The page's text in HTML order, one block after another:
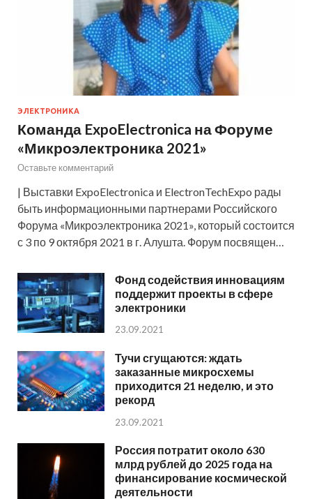
ЭЛЕКТРОНИКА
Команда ExpoElectronica на Форуме
«Микроэлектроника 2021»
Оставьте комментарий
| Выставки ExpoElectronica и ElectronTechExpo рады
быть информационными партнерами Российского
Форума «Микроэлектроника 2021», который состоится
с 3 по 9 октября 2021 в г. Алушта. Форум посвящен…
Фонд содействия инновациям
поддержит проекты в сфере
электроники
23.09.2021
Тучи сгущаются: ждать
заказанные микросхемы
приходится 21 неделю, и это
рекорд
23.09.2021
Россия потратит около 630
млрд рублей до 2025 года на
финансирование космической
деятельности